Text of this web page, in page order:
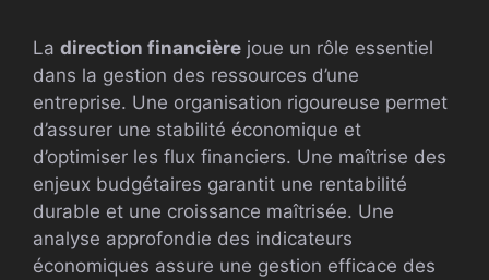
La direction financière joue un rôle essentiel
dans la gestion des ressources d’une
entreprise. Une organisation rigoureuse permet
d’assurer une stabilité économique et
d’optimiser les flux financiers. Une maîtrise des
enjeux budgétaires garantit une rentabilité
durable et une croissance maîtrisée. Une
analyse approfondie des indicateurs
économiques assure une gestion efficace des